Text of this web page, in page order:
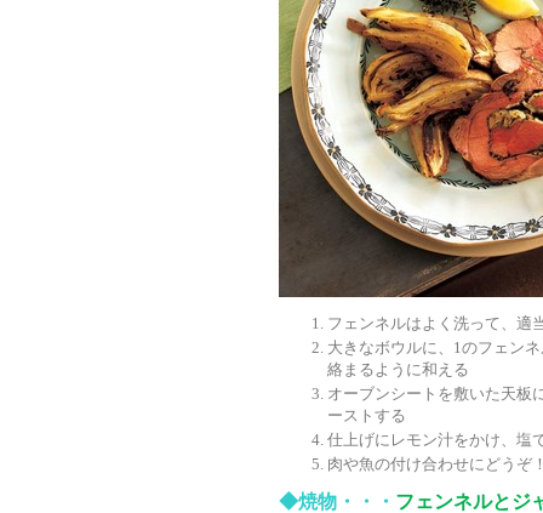
フェンネルはよく洗って、適
大きなボウルに、1のフェン
絡まるように和える
オーブンシートを敷いた天板
ーストする
仕上げにレモン汁をかけ、塩
肉や魚の付け合わせにどうぞ
◆焼物・・・ フェンネルとジ